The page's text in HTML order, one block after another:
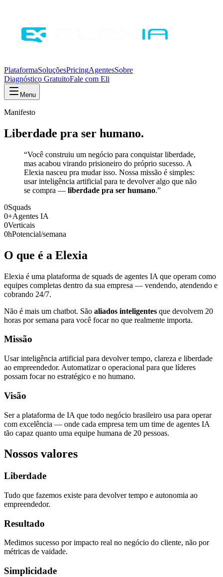
PlataformaSoluçõesPricingAgentesSobre
Diagnóstico GratuitoFale com Eli
Menu
Manifesto
Liberdade pra ser humano.
“Você construiu um negócio para conquistar liberdade,
mas acabou virando prisioneiro do próprio sucesso. A
Elexia nasceu pra mudar isso. Nossa missão é simples:
usar inteligência artificial para te devolver algo que não
se compra — liberdade pra ser humano.”
0Squads
0+Agentes IA
0Verticais
0hPotencial/semana
O que é a Elexia
Elexia é uma plataforma de squads de agentes IA que operam como
equipes completas dentro da sua empresa — vendendo, atendendo e
cobrando 24/7.
Não é mais um chatbot. São aliados inteligentes que devolvem 20
horas por semana para você focar no que realmente importa.
Missão
Usar inteligência artificial para devolver tempo, clareza e liberdade
ao empreendedor. Automatizar o operacional para que líderes
possam focar no estratégico e no humano.
Visão
Ser a plataforma de IA que todo negócio brasileiro usa para operar
com excelência — onde cada empresa tem um time de agentes IA
tão capaz quanto uma equipe humana de 20 pessoas.
Nossos valores
Liberdade
Tudo que fazemos existe para devolver tempo e autonomia ao
empreendedor.
Resultado
Medimos sucesso por impacto real no negócio do cliente, não por
métricas de vaidade.
Simplicidade